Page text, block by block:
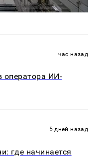
час назад
оператора ИИ-
5 дней назад
где начинается